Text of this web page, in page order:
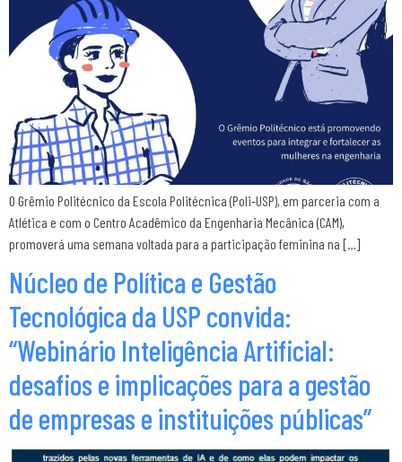
O Grêmio Politécnico da Escola Politécnica (Poli-USP), em parceria com a
Atlética e com o Centro Acadêmico da Engenharia Mecânica (CAM),
promoverá uma semana voltada para a participação feminina na […]
Núcleo de Política e Gestão
Tecnológica da USP convida:
“Webinário Inteligência Artificial:
desafios e implicações para a gestão
de empresas e instituições públicas”